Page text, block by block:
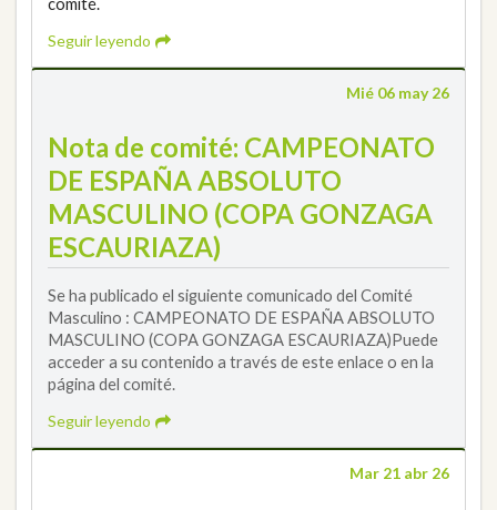
Seguir leyendo
Mié 06 may 26
Nota de comité: CAMPEONATO
DE ESPAÑA ABSOLUTO
MASCULINO (COPA GONZAGA
ESCAURIAZA)
Se ha publicado el siguiente comunicado del Comité
Masculino : CAMPEONATO DE ESPAÑA ABSOLUTO
MASCULINO (COPA GONZAGA ESCAURIAZA)Puede
acceder a su contenido a través de este enlace o en la
página del comité.
Seguir leyendo
Mar 21 abr 26